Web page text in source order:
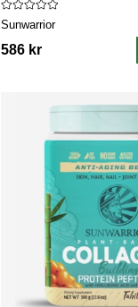
Sunwarrior
586 kr